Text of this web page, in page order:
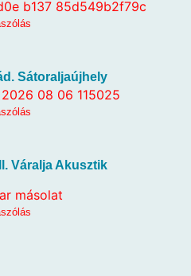
Sátoraljaújhely
Váralja Akusztik